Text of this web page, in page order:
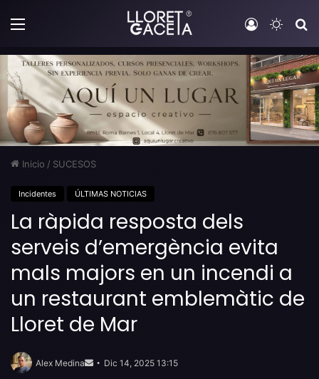
Menú Iniciar
Inicio / SUCESOS
Incidentes ÚLTIMAS NOTICIAS
La ràpida resposta dels
serveis d’emergència evita
mals majors en un incendi a
un restaurant emblemàtic de
Lloret de Mar
Alex Medina
email
Dic 14, 2025 13:15